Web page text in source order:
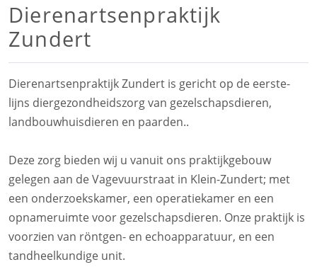
Dierenartsenpraktijk
Zundert
Dierenartsenpraktijk Zundert is gericht op de eerste-
lijns diergezondheidszorg van gezelschapsdieren,
landbouwhuisdieren en paarden..
Deze zorg bieden wij u vanuit ons praktijkgebouw
gelegen aan de Vagevuurstraat in Klein-Zundert; met
een onderzoekskamer, een operatiekamer en een
opnameruimte voor gezelschapsdieren. Onze praktijk is
voorzien van röntgen- en echoapparatuur, en een
tandheelkundige unit.